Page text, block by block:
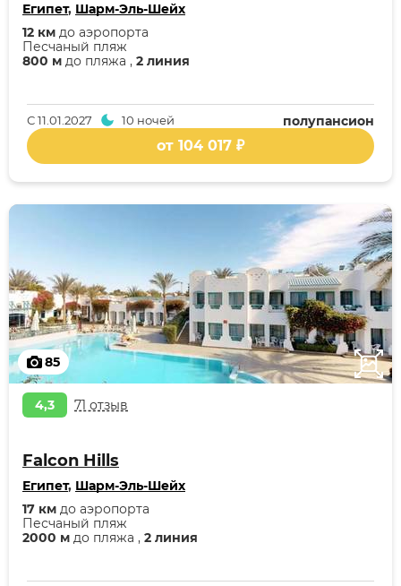
Египет, Шарм-Эль-Шейх
800 м до пляжа , 2 линия
Песчаный пляж
12 км до аэропорта
полупансион
С11.01.2027 10 ночей
от 104 017 ₽
85
4,3 71 отзыв
Falcon Hills
Египет, Шарм-Эль-Шейх
2000 м до пляжа , 2 линия
Песчаный пляж
17 км до аэропорта